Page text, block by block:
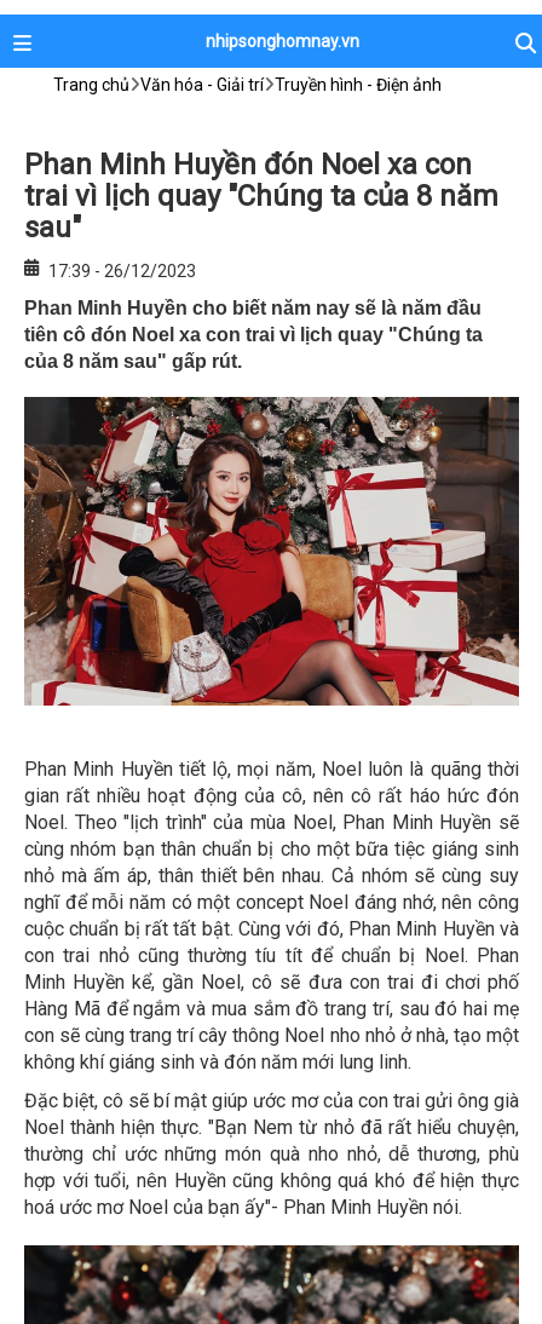
nhipsonghomnay.vn
Trang chủ Văn hóa - Giải trí Truyền hình - Điện ảnh
Phan Minh Huyền đón Noel xa con
trai vì lịch quay "Chúng ta của 8 năm
sau"
17:39 - 26/12/2023
Phan Minh Huyền cho biết năm nay sẽ là năm đầu
tiên cô đón Noel xa con trai vì lịch quay "Chúng ta
của 8 năm sau" gấp rút.
Phan Minh Huyền tiết lộ, mọi năm, Noel luôn là quãng thời
gian rất nhiều hoạt động của cô, nên cô rất háo hức đón
Noel. Theo "lịch trình" của mùa Noel, Phan Minh Huyền sẽ
cùng nhóm bạn thân chuẩn bị cho một bữa tiệc giáng sinh
nhỏ mà ấm áp, thân thiết bên nhau. Cả nhóm sẽ cùng suy
nghĩ để mỗi năm có một concept Noel đáng nhớ, nên công
cuộc chuẩn bị rất tất bật. Cùng với đó, Phan Minh Huyền và
con trai nhỏ cũng thường tíu tít để chuẩn bị Noel. Phan
Minh Huyền kể, gần Noel, cô sẽ đưa con trai đi chơi phố
Hàng Mã để ngắm và mua sắm đồ trang trí, sau đó hai mẹ
con sẽ cùng trang trí cây thông Noel nho nhỏ ở nhà, tạo một
không khí giáng sinh và đón năm mới lung linh.
Đặc biệt, cô sẽ bí mật giúp ước mơ của con trai gửi ông già
Noel thành hiện thực. "Bạn Nem từ nhỏ đã rất hiểu chuyện,
thường chỉ ước những món quà nho nhỏ, dễ thương, phù
hợp với tuổi, nên Huyền cũng không quá khó để hiện thực
hoá ước mơ Noel của bạn ấy"- Phan Minh Huyền nói.